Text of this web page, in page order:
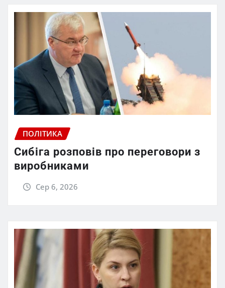
ПОЛІТИКА
Сибіга розповів про переговори з
виробниками
Сер 6, 2026